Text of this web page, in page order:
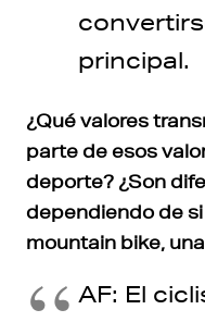
principal.
¿Qué valores
parte de esos
deporte? ¿Son
dependiendo de
mountain bike,
AF: El